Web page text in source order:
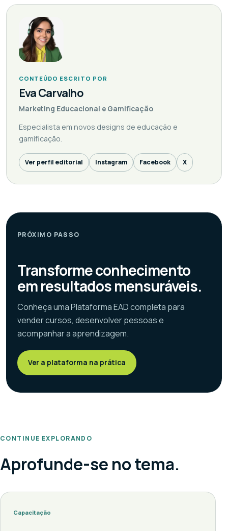
CONTEÚDO ESCRITO POR
Eva Carvalho
Marketing Educacional e Gamificação
Especialista em novos designs de educação e
gamificação.
Ver perfil editorial Instagram Facebook X
PRÓXIMO PASSO
Transforme conhecimento
em resultados mensuráveis.
Conheça uma Plataforma EAD completa para
vender cursos, desenvolver pessoas e
acompanhar a aprendizagem.
Ver a plataforma na prática
CONTINUE EXPLORANDO
Aprofunde-se no tema.
Capacitação